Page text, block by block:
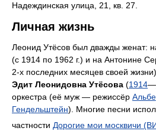
Надеждинская улица, 21, кв. 27.
Личная жизнь
Леонид Утёсов был дважды женат:
(с 1914 по 1962 г.) и на Антонине
2-х последних месяцев своей
Эдит Леонидовна Утёсова (1914—
оркестра (её муж — режиссёр
Гендельштейн). Многие песни
частности Дорогие мои москвичи